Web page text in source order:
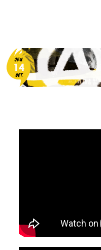
Concert en
partenariat avec
Festiv’Arts